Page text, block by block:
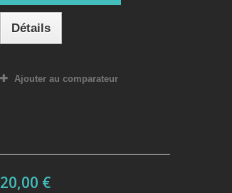
Détails
Ajouter au comparateur
20,00 €